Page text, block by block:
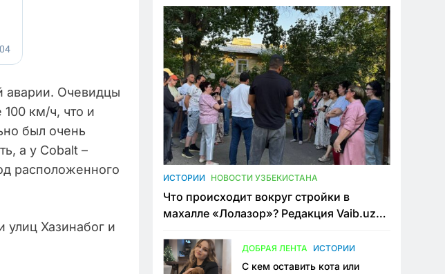
аварии. Очевидцы
км/ч, что и
был очень
а у Cobalt –
расположенного
улиц Хазинабог и
ИСТОРИИ НОВОСТИ УЗБЕКИСТАНА
Что происходит вокруг стройки в
махалле «Лолазор»? Редакция Vaib.uz
конфликта
ДОБРАЯ ЛЕНТА ИСТОРИИ
С кем оставить кота или